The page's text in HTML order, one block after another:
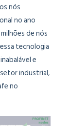
nós
no ano
de nós
tecnologia
e
industrial,
no